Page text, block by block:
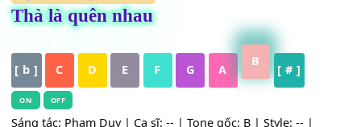
,
Thà là quên nhau
[ b ] C D E G A [ # ]